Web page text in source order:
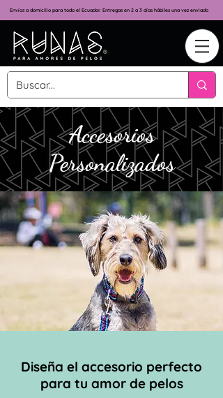
Envíos a domicilio para todo el Ecuador. Entregas en 2 a 3 días hábiles una vez enviado
Accesorios
Personalizados
Diseña el accesorio perfecto
para tu amor de pelos